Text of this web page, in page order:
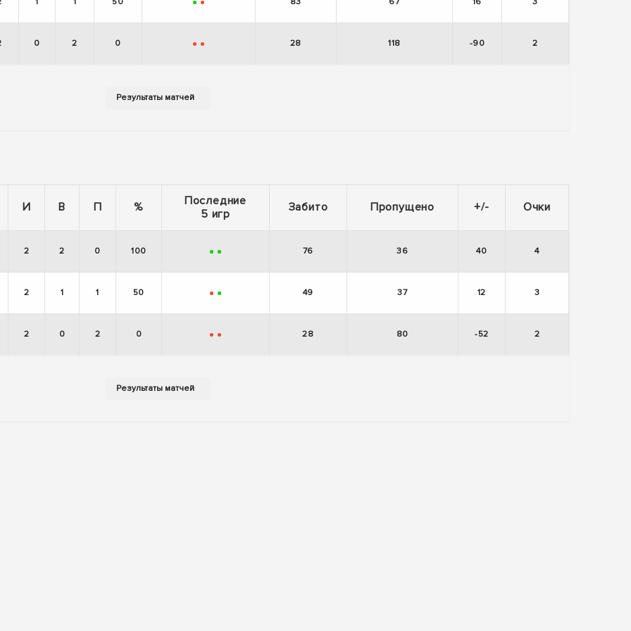
+ -
0 2 0 - - 28 118 -90 2
И В П %
Последние
5 игр
Забито Пропущено +/- Очки
2 2 0 100 + + 76 36 40 4
2 1 1 50 - + 49 37 12 3
2 0 2 0 - - 28 80 -52 2